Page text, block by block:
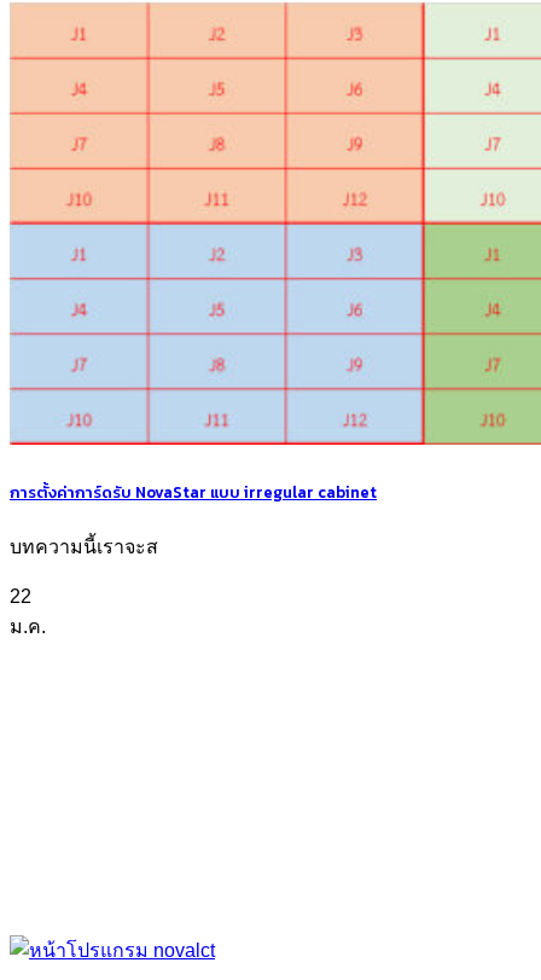
การตั้งค่าการ์ดรับ NovaStar แบบ irregular cabinet
บทความนี้เราจะส
22
ม.ค.